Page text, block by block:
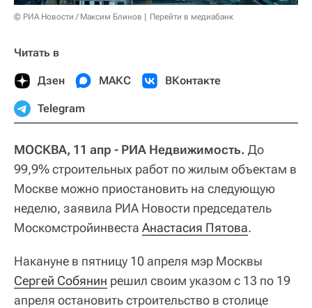
© РИА Новости / Максим Блинов Перейти в медиабанк
Читать в
Дзен МАКС ВКонтакте
Telegram
МОСКВА, 11 апр - РИА Недвижимость. До
99,9% строительных работ по жилым объектам в
Москве можно приостановить на следующую
неделю, заявила РИА Новости председатель
Москомстройинвеста Анастасия Пятова.
Накануне в пятницу 10 апреля мэр Москвы
Сергей Собянин решил своим указом с 13 по 19
апреля остановить строительство в столице